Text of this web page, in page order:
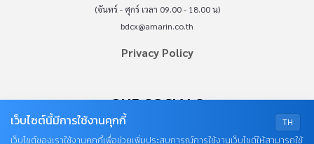
(จันทร์ - ศุกร์ เวลา 09.00 - 18.00 น)
bdcx@amarin.co.th
Privacy Policy
OUR SOCIALS
TH
เว็บไซต์นี้มีการใช้งานคุกกี้
เว็บไซต์ของเราใช้งานคุกกี้เพื่อช่วยเพิ่มประสบการณ์การใช้งานเว็บไซต์ให้สามารถใช้